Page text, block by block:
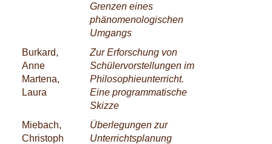
Grenzen eines
phänomenologischen
Umgangs
Burkard,
Anne
Martena,
Laura
Zur Erforschung von
Schülervorstellungen im
Philosophieunterricht.
Eine programmatische
Skizze
Miebach,
Christoph
Überlegungen zur
Unterrichtsplanung